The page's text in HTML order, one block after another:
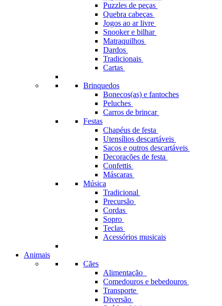
Puzzles de peças
Quebra cabeças
Jogos ao ar livre
Snooker e bilhar
Matraquilhos
Dardos
Tradicionais
Cartas
Brinquedos
Bonecos(as) e fantoches
Peluches
Carros de brincar
Festas
Chapéus de festa
Utensílios descartáveis
Sacos e outros descartáveis
Decorações de festa
Confettis
Máscaras
Música
Tradicional
Precursão
Cordas
Sopro
Teclas
Acessórios musicais
Animais
Cães
Alimentação
Comedouros e bebedouros
Transporte
Diversão